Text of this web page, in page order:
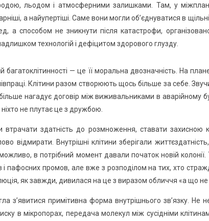
льодом і атмосферними залишками. Там, у
а найупертіші. Саме вони могли об’єднуватися в
а способом не зникнути після катастрофи,
технологій і дефіцитом здорового глузду.
багатоклітинності — це її моральна двозначність. На
Клітини разом створюють щось більше за себе.
нагадує договір між виживальниками в аварійному
не плутає це з дружбою.
втрачати здатність до розмноження, ставати захисною
відмирати. Внутрішні клітини зберігали
в потрібний момент давали початок новій колонії.
і пафосних промов, але вже з розподілом на тих, хто
як завжди, дивилася на це з виразом обличчя «а що не
з’явитися примітивна форма внутрішнього зв’язку. Не
в мікропорах, передача молекул між сусідніми